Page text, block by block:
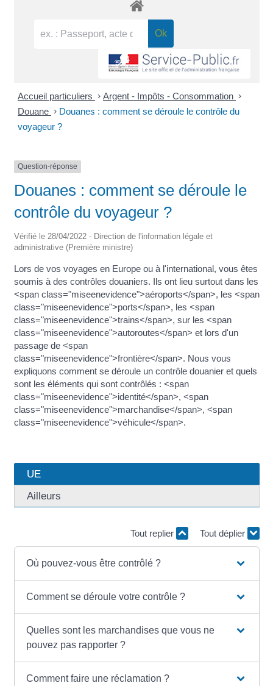
Accueil particuliers > Argent - Impôts - Consommation >
Douane > Douanes : comment se déroule le contrôle du
voyageur ?
Question-réponse
Douanes : comment se déroule le
contrôle du voyageur ?
Vérifié le 28/04/2022 - Direction de l'information légale et
administrative (Première ministre)
Lors de vos voyages en Europe ou à l'international, vous êtes
soumis à des contrôles douaniers. Ils ont lieu surtout dans les
<span class="miseenevidence">aéroports</span>, les <span
class="miseenevidence">ports</span>, les <span
class="miseenevidence">trains</span>, sur les <span
class="miseenevidence">autoroutes</span> et lors d'un
passage de <span
class="miseenevidence">frontière</span>. Nous vous
expliquons comment se déroule un contrôle douanier et quels
sont les éléments qui sont contrôlés : <span
class="miseenevidence">identité</span>, <span
class="miseenevidence">marchandise</span>, <span
class="miseenevidence">véhicule</span>.
UE
Ailleurs
Tout replier Tout déplier
Où pouvez-vous être contrôlé ?
Comment se déroule votre contrôle ?
Quelles sont les marchandises que vous ne
pouvez pas rapporter ?
Comment faire une réclamation ?